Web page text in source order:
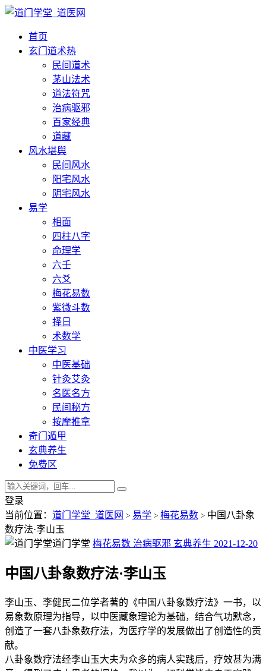
首页
玄门道术热
民间道术
茅山法术
道法符咒
治病驱邪
百家经典
道藏
风水堪舆
民间风水
阳宅风水
阴宅风水
易学
相面
四柱八字
命理学
六壬
六爻
梅花易数
紫微斗数
择日
术数学
中医学习
中医基础
针灸艾灸
名医名方
民间秘方
按摩推拿
奇门遁甲
玄典养生
免费区
登录
当前位置： 道门学堂_道医网 > 易学 > 梅花易数 > 中国八卦象
数疗法·李山玉
道门学堂 梅花易数 治病驱邪 玄典养生 2021-12-20
中国八卦象数疗法·李山玉
李山玉、李健民二位学者著的《中国八卦象数疗法》一书，以
易象数原理为指导，以中医藏象理论为基础，结合气功默念，
创造了一套八卦象数疗法，为医疗学的发展做出了创造性的贡
献。
八卦象数疗法经李山玉大夫为众多的病人实践后，疗效甚为满